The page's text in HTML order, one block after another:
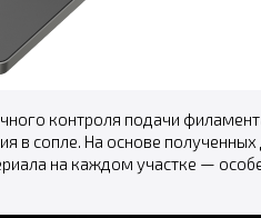
контроля подачи
в сопле. На основе
на каждом участке —